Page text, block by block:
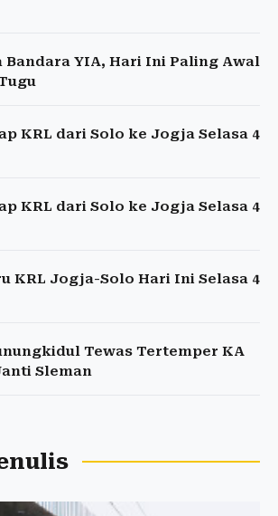
Bandara YIA, Hari Ini Paling Awal
KRL dari Solo ke Jogja Selasa 4
KRL dari Solo ke Jogja Selasa 4
KRL Jogja-Solo Hari Ini Selasa 4
Tewas Tertemper KA
Sleman